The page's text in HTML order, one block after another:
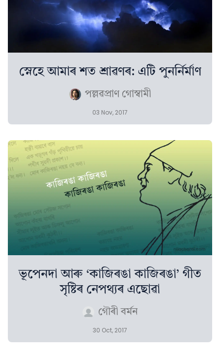
স্নেহে আমাৰ শত শ্রাৱণৰ: এটি পুনর্নির্মাণ
পল্লৱপ্ৰাণ গোস্বামী
03 Nov, 2017
ভূপেনদা আৰু ‘কাজিৰঙা কাজিৰঙা’ গীত
সৃষ্টিৰ নেপথ্যৰ এছোৱা
গৌৰী বৰ্মন
30 Oct, 2017